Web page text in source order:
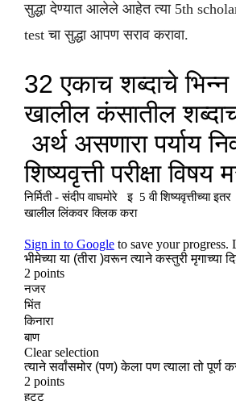
सुद्धा देण्यात आलेले आहेत त्या 5th
test चा सुद्धा आपण सराव करावा.